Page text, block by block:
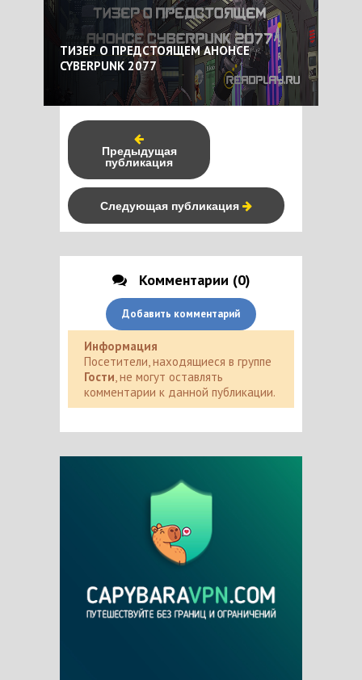
ТИЗЕР О ПРЕДСТОЯЩЕМ АНОНСЕ
CYBERPUNK 2077
Предыдущая
публикация
Следующая публикация
Комментарии (0)
Добавить комментарий
Информация
Посетители, находящиеся в группе
Гости, не могут оставлять
комментарии к данной публикации.